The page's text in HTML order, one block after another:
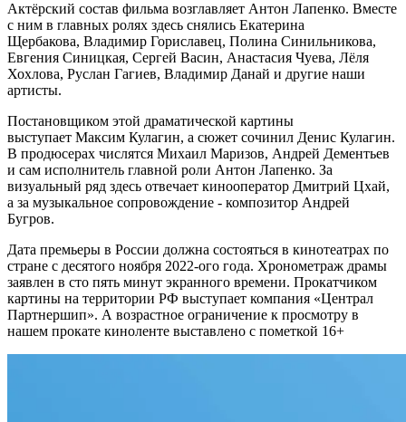
Актёрский состав фильма возглавляет Антон Лапенко. Вместе
с ним в главных ролях здесь снялись Екатерина
Щербакова, Владимир Гориславец, Полина Синильникова,
Евгения Синицкая, Сергей Васин, Анастасия Чуева, Лёля
Хохлова, Руслан Гагиев, Владимир Данай и другие наши
артисты.
Постановщиком этой драматической картины
выступает Максим Кулагин, а сюжет сочинил Денис Кулагин.
В продюсерах числятся Михаил Маризов, Андрей Дементьев
и сам исполнитель главной роли Антон Лапенко. За
визуальный ряд здесь отвечает кинооператор Дмитрий Цхай,
а за музыкальное сопровождение - композитор Андрей
Бугров.
Дата премьеры в России должна состояться в кинотеатрах по
стране с десятого ноября 2022-ого года. Хронометраж драмы
заявлен в сто пять минут экранного времени. Прокатчиком
картины на территории РФ выступает компания «Централ
Партнершип». А возрастное ограничение к просмотру в
нашем прокате киноленте выставлено с пометкой 16+